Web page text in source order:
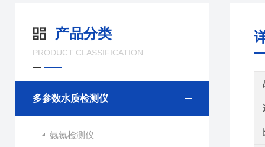
产品分类
PRODUCT CLASSIFICATION
多参数水质检测仪
氨氮检测仪